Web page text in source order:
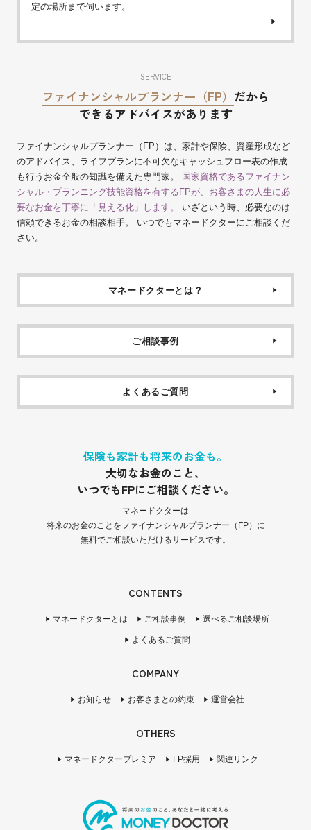
定の場所まで伺います。
SERVICE
ファイナンシャルプランナー（FP） だから
できるアドバイスがあります
ファイナンシャルプランナー（FP）は、家計や保険、資産形成など
のアドバイス、ライフプランに不可欠なキャッシュフロー表の作成
も行うお金全般の知識を備えた専門家。
国家資格であるファイナン
シャル・プランニング技能資格を有するFPが、お客さまの人生に必
要なお金を丁寧に「見える化」します。
いざという時、必要なのは
信頼できるお金の相談相手。 いつでもマネードクターにご相談くだ
さい。
マネードクターとは？
ご相談事例
よくあるご質問
保険も家計も将来のお金も。
大切なお金のこと、
いつでもFPにご相談ください。
マネードクターは
将来のお金のことをファイナンシャルプランナー（FP）に
無料でご相談いただけるサービスです。
CONTENTS
マネードクターとは ご相談事例 選べるご相談場所
よくあるご質問
COMPANY
お知らせ お客さまとの約束 運営会社
OTHERS
マネードクタープレミア FP採用 関連リンク